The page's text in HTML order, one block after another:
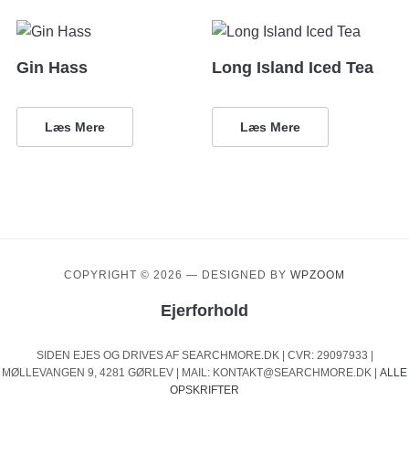
Gin Hass
Læs Mere
Long Island Iced Tea
Læs Mere
COPYRIGHT © 2026 — DESIGNED BY WPZOOM
Ejerforhold
SIDEN EJES OG DRIVES AF SEARCHMORE.DK | CVR: 29097933 |
MØLLEVANGEN 9, 4281 GØRLEV | MAIL: KONTAKT@SEARCHMORE.DK | ALLE
OPSKRIFTER